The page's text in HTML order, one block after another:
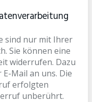
sind nur mit Ihrer
Sie können eine
widerrufen. Dazu
Mail an uns. Die
erfolgten
unberührt.